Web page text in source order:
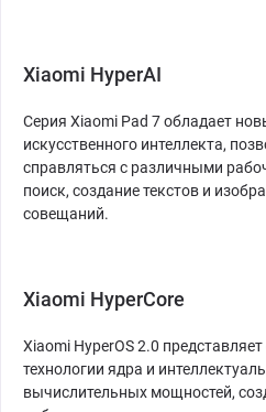
Xiaomi HyperAI
Серия Xiaomi Pad 7 обладает
искусственного интеллекта,
справляться с различными
поиск, создание текстов и
совещаний.
Xiaomi HyperCore
Xiaomi HyperOS 2.0
технологии ядра и
вычислительных мощностей,